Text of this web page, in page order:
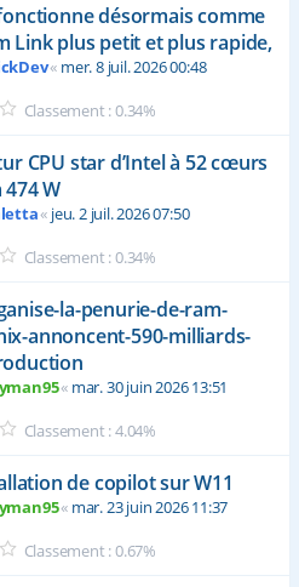
désormais comme
Link plus petit et plus rapide,
« mer. 8 juil. 2026 00:48
Classement : 0.34%
CPU star d’Intel à 52 cœurs
W
« jeu. 2 juil. 2026 07:50
Classement : 0.34%
la-penurie-de-ram-
annoncent-590-milliards-
« mar. 30 juin 2026 13:51
Classement : 4.04%
de copilot sur W11
« mar. 23 juin 2026 11:37
Classement : 0.67%